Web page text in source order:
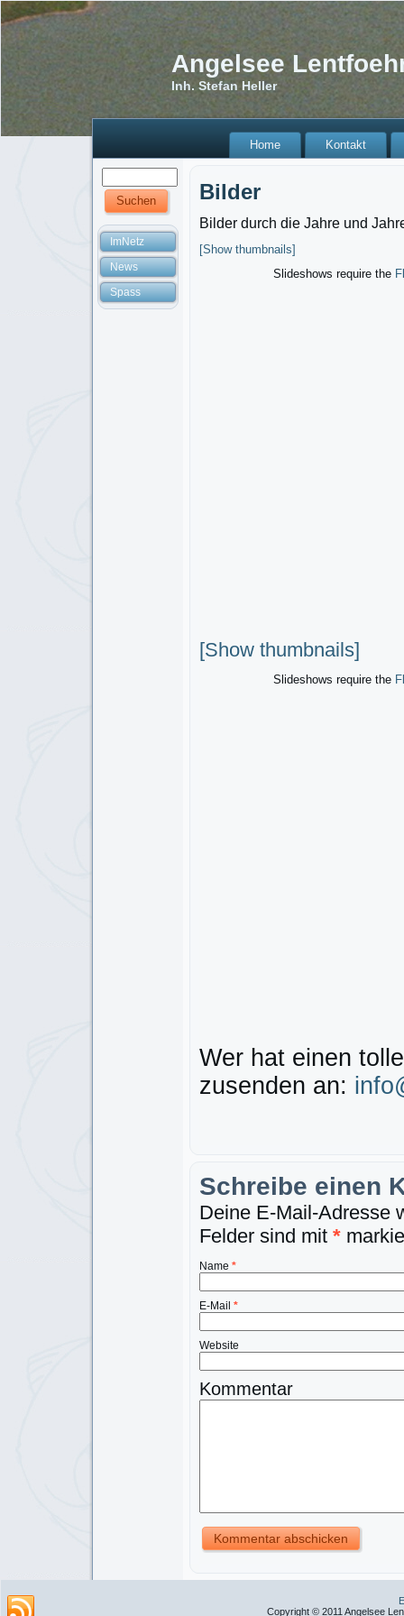
Angelsee
Inh. Stefan Heller
Home Kontakt
ImNetz
News
Spass
Bilder
Bilder durch die Jahre und
[Show thumbnails]
Slideshows require the
[Show thumbnails]
Slideshows require the
Wer hat einen
zusenden an:
Schreibe einen
Deine E-Mail-Adresse
Felder sind mit *
Name *
E-Mail *
Website
Kommentar
Copyright © 2011 Angelsee